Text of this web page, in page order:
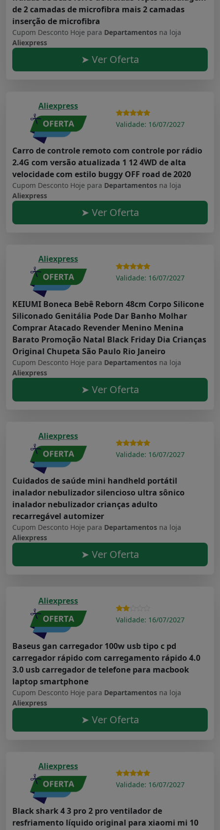
de 2 camadas de microfibra mais 2 camadas
inserção de microfibra
Cupom Desconto Hoje para Departamentos na loja
Aliexpress
➤ Ver Oferta
Aliexpress
Validade: 16/07/2027
Carro de controle remoto com controle por rádio
2.4G com versão atualizada 1 12 4WD de alta
velocidade com estilo buggy OFF road de 2020
Cupom Desconto Hoje para Departamentos na loja
Aliexpress
➤ Ver Oferta
Aliexpress
Validade: 16/07/2027
KEIUMI Boneca Bebê Reborn 48cm Corpo Silicone
Siliconado Genitália Pode Dar Banho Molhar
Comprar Atacado Revender Menino Menina
Barato Promoção Natal Black Friday Dia Crianças
Original Chupeta São Paulo Rio Janeiro
Cupom Desconto Hoje para Departamentos na loja
Aliexpress
➤ Ver Oferta
Aliexpress
Validade: 16/07/2027
Cuidados de saúde mini handheld portátil
inalador nebulizador silencioso ultra sônico
inalador nebulizador crianças adulto
recarregável automizer
Cupom Desconto Hoje para Departamentos na loja
Aliexpress
➤ Ver Oferta
Aliexpress
Validade: 16/07/2027
Baseus gan carregador 100w usb tipo c pd
carregador rápido com carregamento rápido 4.0
3.0 usb carregador de telefone para macbook
laptop smartphone
Cupom Desconto Hoje para Departamentos na loja
Aliexpress
➤ Ver Oferta
Aliexpress
Validade: 16/07/2027
Black shark 4 3 pro 2 pro ventilador de
resfriamento líquido original para xiaomi mi 10